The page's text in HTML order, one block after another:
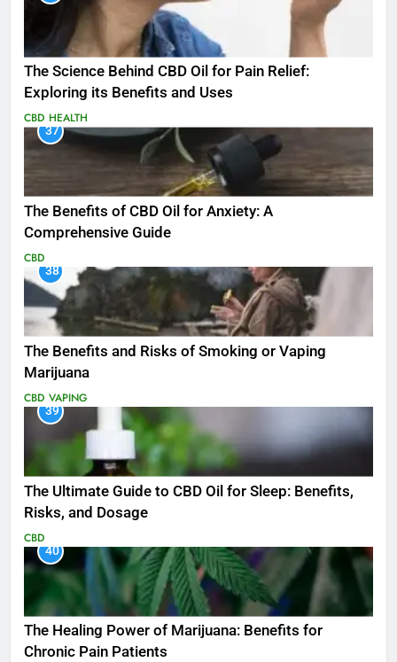
The Science Behind CBD Oil for Pain Relief:
Exploring its Benefits and Uses
CBD HEALTH
37
The Benefits of CBD Oil for Anxiety: A
Comprehensive Guide
CBD
38
The Benefits and Risks of Smoking or Vaping
Marijuana
CBD VAPING
39
The Ultimate Guide to CBD Oil for Sleep: Benefits,
Risks, and Dosage
CBD
40
The Healing Power of Marijuana: Benefits for
Chronic Pain Patients